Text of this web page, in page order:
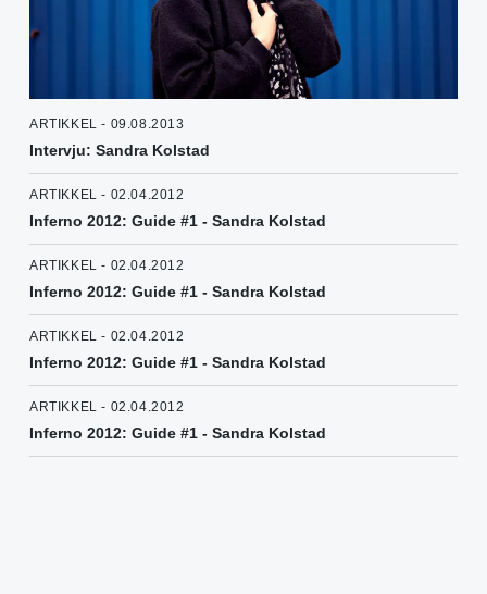
ARTIKKEL - 09.08.2013
Intervju: Sandra Kolstad
ARTIKKEL - 02.04.2012
Inferno 2012: Guide #1 - Sandra Kolstad
ARTIKKEL - 02.04.2012
Inferno 2012: Guide #1 - Sandra Kolstad
ARTIKKEL - 02.04.2012
Inferno 2012: Guide #1 - Sandra Kolstad
ARTIKKEL - 02.04.2012
Inferno 2012: Guide #1 - Sandra Kolstad